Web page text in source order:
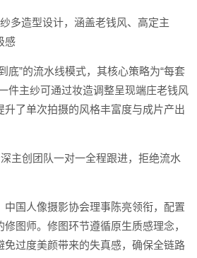
纱多造型设计，涵盖老钱风、高定主
感
底”的流水线模式，其核心策略为“每套
件主纱可通过妆造调整呈现端庄老钱风
升了单次拍摄的风格丰富度与成片产出
深主创团队一对一全程跟进，拒绝流水
中国人像摄影协会理事陈亮领衔，配置
图师。修图环节遵循原生质感理念，
免过度美颜带来的失真感，确保全链路